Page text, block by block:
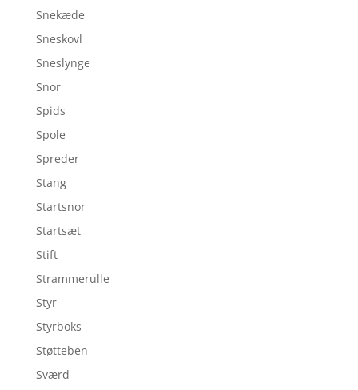
Snekæde
Sneskovl
Sneslynge
Snor
Spids
Spole
Spreder
Stang
Startsnor
Startsæt
Stift
Strammerulle
Styr
Styrboks
Støtteben
Sværd